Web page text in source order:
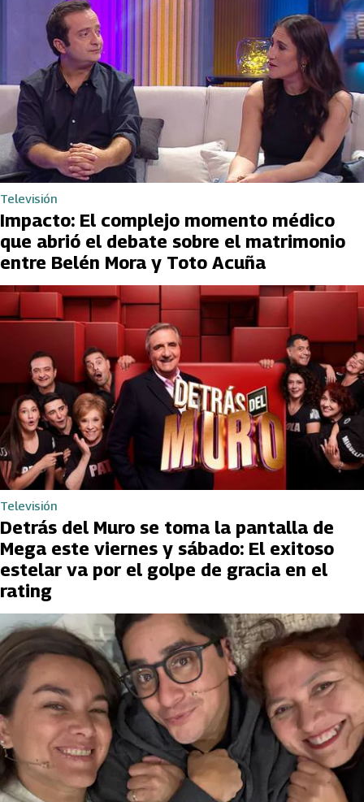
Televisión
Impacto: El complejo momento médico
que abrió el debate sobre el matrimonio
entre Belén Mora y Toto Acuña
Televisión
Detrás del Muro se toma la pantalla de
Mega este viernes y sábado: El exitoso
estelar va por el golpe de gracia en el
rating